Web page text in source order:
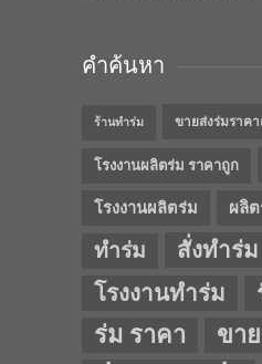
คำค้นหา
ร้านทำร่ม ขายส่งร่มราค
โรงงานผลิตร่ม ราคาถูก
โรงงานผลิตร่ม ผลิ
ทำร่ม
สั่งทำร่ม
โรงงานทำร่ม
ร่ม ราคา ขา